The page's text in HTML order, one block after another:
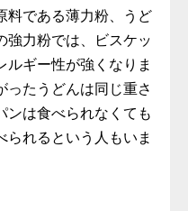
料である薄力粉、うど
強力粉では、ビスケッ
ルギー性が強くなりま
ったうどんは同じ重さ
ンは食べられなくても
られるという人もいま